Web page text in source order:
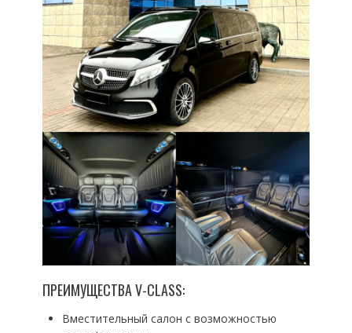
ПРЕИМУЩЕСТВА V-CLASS:
Вместительный салон с возможностью